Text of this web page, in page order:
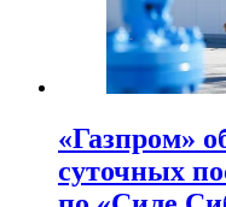
«Газпром»
суточных